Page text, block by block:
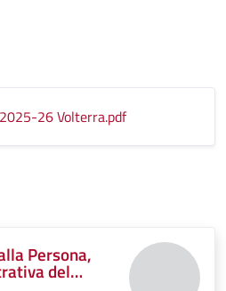
26 Volterra.pdf
Persona,
del